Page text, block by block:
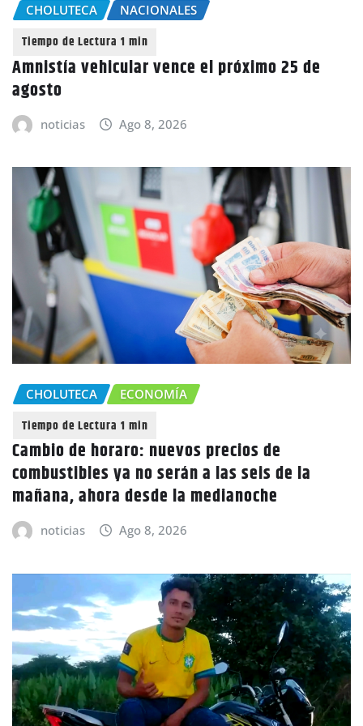
CHOLUTECA NACIONALES
Amnistía vehicular vence el próximo 25 de
agosto
noticias Ago 8, 2026
CHOLUTECA ECONOMÍA
Cambio de horaro: nuevos precios de
combustibles ya no serán a las seis de la
mañana, ahora desde la medianoche
noticias Ago 8, 2026